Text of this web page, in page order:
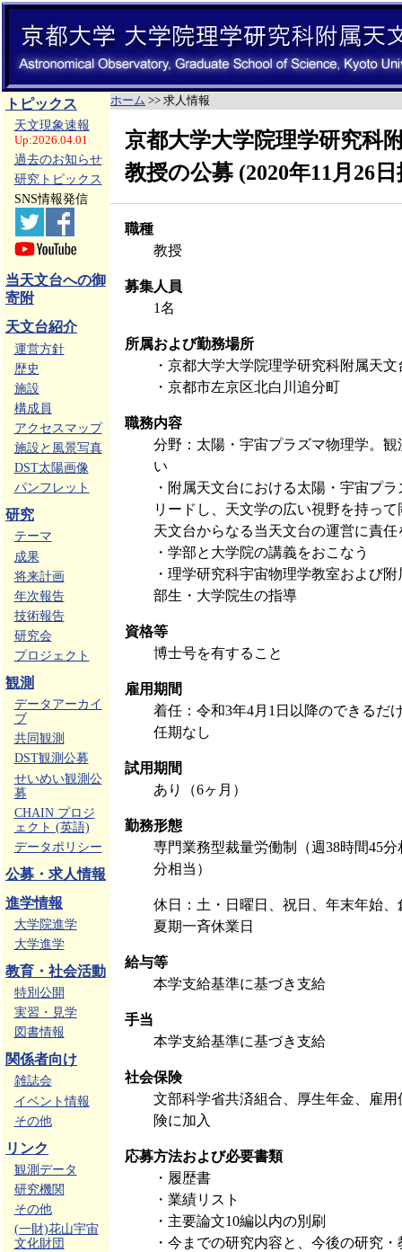
トピックス
天文現象速報
Up:2026.04.01
過去のお知らせ
研究トピックス
SNS情報発信
当天文台への御
寄附
天文台紹介
運営方針
歴史
施設
構成員
アクセスマップ
施設と風景写真
DST太陽画像
パンフレット
研究
テーマ
成果
将来計画
年次報告
技術報告
研究会
プロジェクト
観測
データアーカイ
ブ
共同観測
DST観測公募
せいめい観測公
募
CHAIN プロジ
ェクト (英語)
データポリシー
公募・求人情報
進学情報
大学院進学
大学進学
教育・社会活動
特別公開
実習・見学
図書情報
関係者向け
雑誌会
イベント情報
その他
リンク
観測データ
研究機関
その他
(一財)花山宇宙
文化財団
ホーム >> 求人情報
京都大学大学院理学研究科
教授の公募 (2020年11月26
職種
教授
募集人員
1名
所属および勤務場所
・京都大学大学院理学研究科附属天文
・京都市左京区北白川追分町
職務内容
分野：太陽・宇宙プラズマ物理学。
い
・附属天文台における太陽・宇宙プ
リードし、天文学の広い視野を持っ
天文台からなる当天文台の運営に責
・学部と大学院の講義をおこなう
・理学研究科宇宙物理学教室および
部生・大学院生の指導
資格等
博士号を有すること
雇用期間
着任：令和3年4月1日以降のできるだ
任期なし
試用期間
あり（6ヶ月）
勤務形態
専門業務型裁量労働制（週38時間45分
分相当）
休日：土・日曜日、祝日、年末年始
夏期一斉休業日
給与等
本学支給基準に基づき支給
手当
本学支給基準に基づき支給
社会保険
文部科学省共済組合、厚生年金、雇
険に加入
応募方法および必要書類
・履歴書
・業績リスト
・主要論文10編以内の別刷
・今までの研究内容と、今後の研究